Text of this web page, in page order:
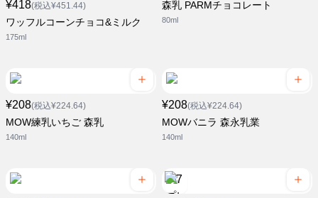
¥418(税込¥451.44)
ワッフルコーンチョコ&ミルク
175ml
森乳 PARMチョコレート
80ml
¥208(税込¥224.64)
MOW練乳いちご 森乳
140ml
¥208(税込¥224.64)
MOWバニラ 森永乳業
140ml